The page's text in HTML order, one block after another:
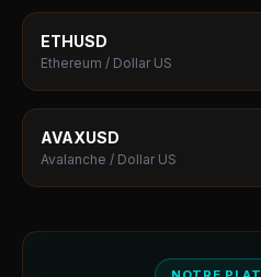
ETHUSD
Ethereum / Dollar US
AVAXUSD
Avalanche / Dollar US